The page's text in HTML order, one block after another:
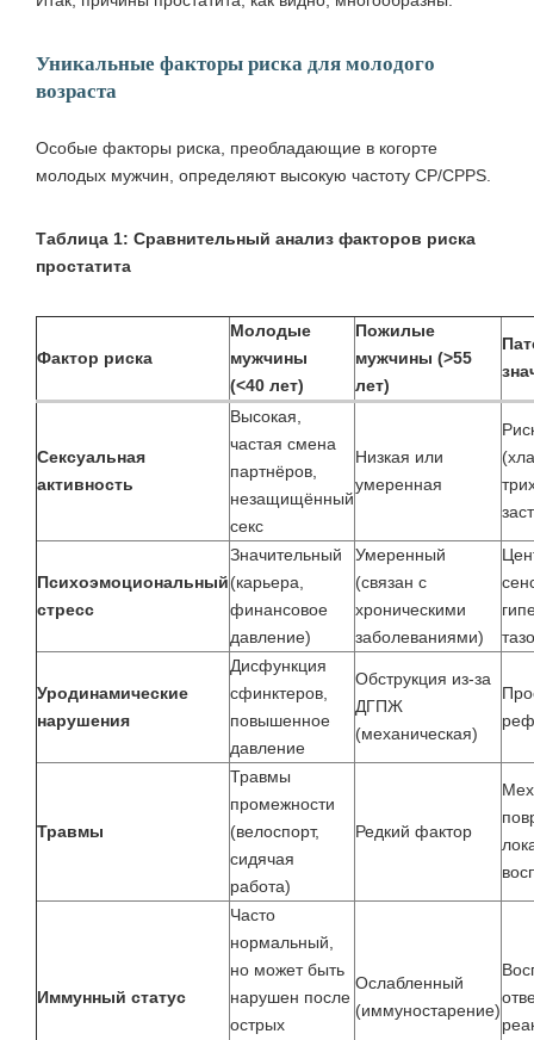
Уникальные факторы риска для молодого
возраста
Особые факторы риска, преобладающие в когорте
молодых мужчин, определяют высокую частоту CP/CPPS.
Таблица 1: Сравнительный анализ факторов риска
простатита
Фактор риска
Молодые
мужчины
(<40 лет)
Пожилые
мужчины (>55
лет)
Сексуальная
активность
Высокая,
частая смена
партнёров,
незащищённый
секс
Низкая или
умеренная
Психоэмоциональный
стресс
Значительный
(карьера,
финансовое
давление)
Умеренный
(связан с
хроническими
заболеваниями)
Уродинамические
нарушения
Дисфункция
сфинктеров,
повышенное
давление
Обструкция из‑за
ДГПЖ
(механическая)
Травмы
Травмы
промежности
(велоспорт,
сидячая
работа)
Редкий фактор
Иммунный статус
Часто
нормальный,
но может быть
нарушен после
острых
Ослабленный
(иммуностарение)